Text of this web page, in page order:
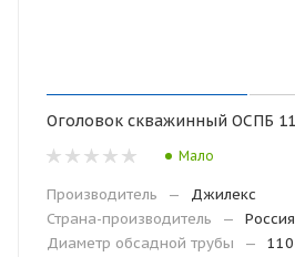
Оголовок скважинный ОСПБ
Мало
Производитель —
Джилекс
Страна-производитель
—
Россия
Диаметр обсадной трубы
—